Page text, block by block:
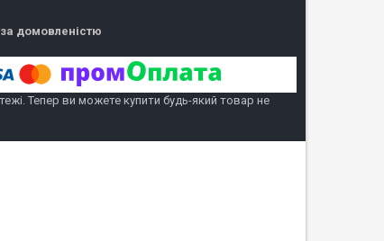
за домовленістю
Тепер ви можете купити будь-який товар не